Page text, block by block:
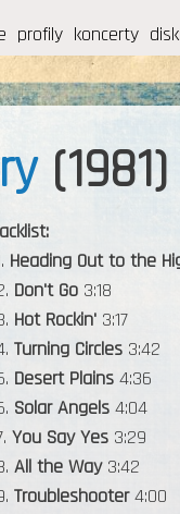
profily koncerty
(1981)
Heading Out to the
Don't Go 3:18
Hot Rockin' 3:17
Turning Circles 3:42
Desert Plains 4:36
Solar Angels 4:04
You Say Yes 3:29
All the Way3:42
Troubleshooter4:00